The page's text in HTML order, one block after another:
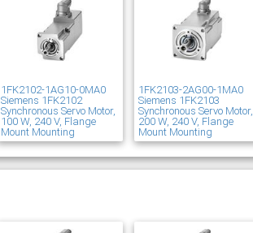
1FK2102-1AG10-0MA0
Siemens 1FK2102
Synchronous Servo Motor,
100 W, 240 V, Flange
Mount Mounting
1FK2103-2AG00-1MA0
Siemens 1FK2103
Synchronous Servo Motor,
200 W, 240 V, Flange
Mount Mounting